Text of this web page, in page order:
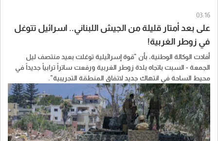
03:16
على بعد أمتار قليلة من الجيش اللبناني.. اسرائيل تتوغل
في زوطر الغربية!
أفادت الوكالة الوطنية، بأن "قوة إسرائيلية توغلت بعيد منتصف ليل
الجمعة - السبت باتجاه بلدة زوطر الغربية ورفعت ساتراً ترابياً جديداً في
محيط الساحة في انتهاك جديد لاتفاق المنطقة التجريبية".
وافاد الاهالي في زوطر الغربية ان "الجيش الإسرائيلي توغل بقوة مشاة
تؤازرهم عدة ملالات وجرافة كبيرة الى وسط البلدة وعمدت الجرافة الى
رفع ساتر ترابي على مسافة نحو 100 متر من ساحة البلدة، فيما لا يزال
الجيش اللبناني، متمركزًا في موقعه الأساسي وعلى بُعد أمتار قليلة من